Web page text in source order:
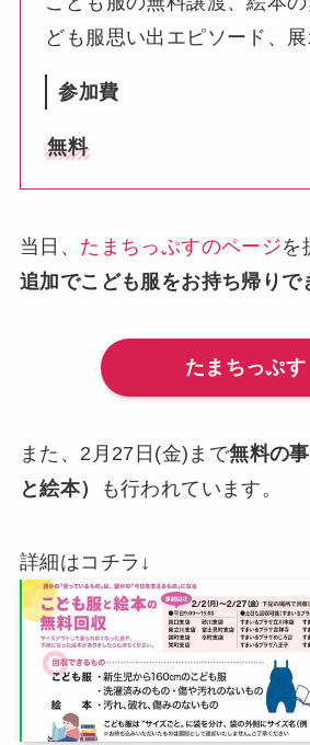
ども服思い出エピソード、
参加費
無料
当日、 たまちっぷすのページを
追加でこども服をお持ち帰りで
たまちっぷす
また、2月27日(金)まで無料の
と絵本）
も行われています。
詳細はコチラ↓